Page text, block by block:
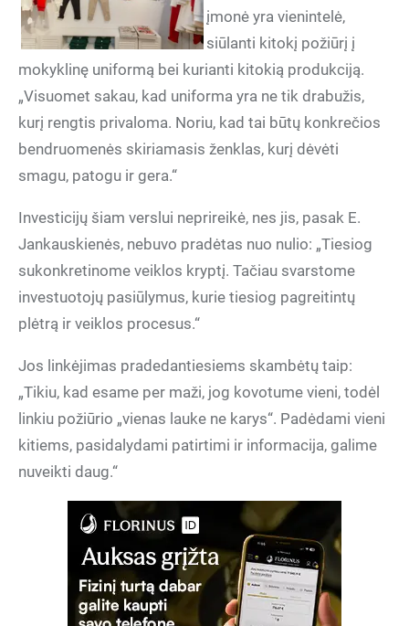
įmonė yra vienintelė,
siūlanti kitokį požiūrį į
mokyklinę uniformą bei kurianti kitokią produkciją.
„Visuomet sakau, kad uniforma yra ne tik drabužis,
kurį rengtis privaloma. Noriu, kad tai būtų konkrečios
bendruomenės skiriamasis ženklas, kurį dėvėti
smagu, patogu ir gera.“
Investicijų šiam verslui neprireikė, nes jis, pasak E.
Jankauskienės, nebuvo pradėtas nuo nulio: „Tiesiog
sukonkretinome veiklos kryptį. Tačiau svarstome
investuotojų pasiūlymus, kurie tiesiog pagreitintų
plėtrą ir veiklos procesus.“
Jos linkėjimas pradedantiesiems skambėtų taip:
„Tikiu, kad esame per maži, jog kovotume vieni, todėl
linkiu požiūrio „vienas lauke ne karys“. Padėdami vieni
kitiems, pasidalydami patirtimi ir informacija, galime
nuveikti daug.“